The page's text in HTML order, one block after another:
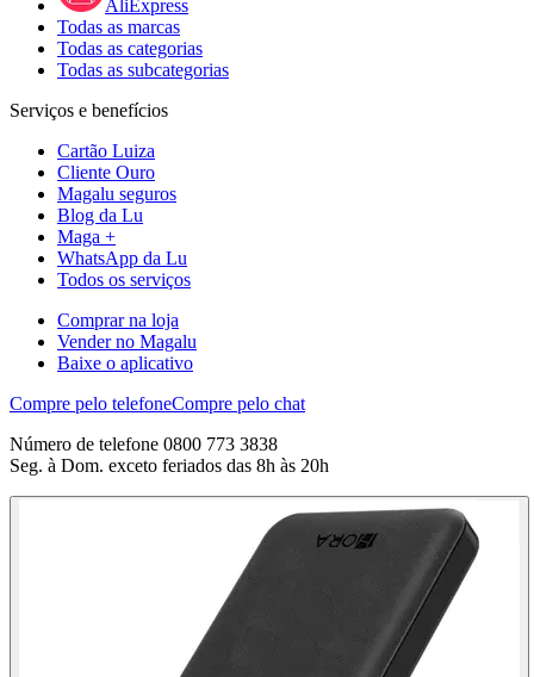
AliExpress
Todas as marcas
Todas as categorias
Todas as subcategorias
Serviços e benefícios
Cartão Luiza
Cliente Ouro
Magalu seguros
Blog da Lu
Maga +
WhatsApp da Lu
Todos os serviços
Comprar na loja
Vender no Magalu
Baixe o aplicativo
Compre pelo telefoneCompre pelo chat
Número de telefone 0800 773 3838
Seg. à Dom. exceto feriados das 8h às 20h